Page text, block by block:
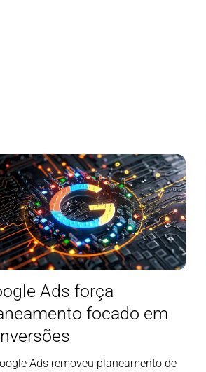
Ads força
focado em
Ads removeu planeamento de